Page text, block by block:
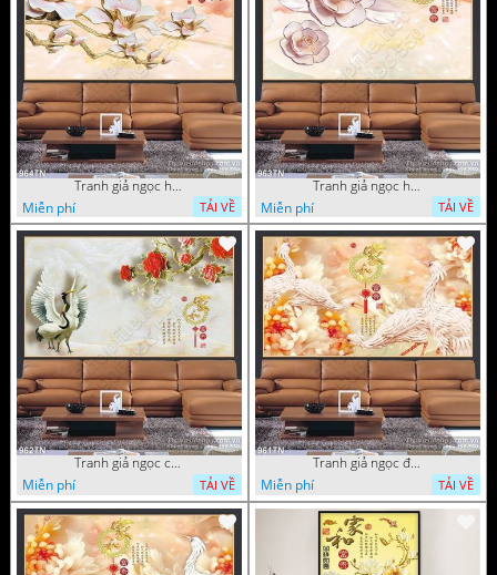
Tranh giả ngọc hoa thư pháp treo tường
Miễn phí
TẢI VỀ
Tranh giả ngọc hoa thư pháp
Miễn phí
TẢI VỀ
Tranh giả ngọc chim hạc và hoa
Miễn phí
TẢI VỀ
Tranh giả ngọc đội hạc và hoa cúc
Miễn phí
TẢI VỀ